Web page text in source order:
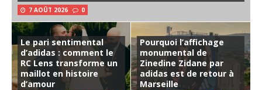
7 AOÛT 2026 0
Le pari sentimental
d’adidas : comment le
RC Lens transforme un
maillot en histoire
d’amour
Pourquoi l’affichage
monumental de
Zinedine Zidane par
adidas est de retour à
Marseille